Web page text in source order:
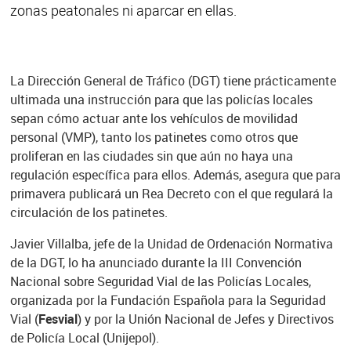
zonas peatonales ni aparcar en ellas.
La Dirección General de Tráfico (DGT) tiene prácticamente
ultimada una instrucción para que las policías locales
sepan cómo actuar ante los vehículos de movilidad
personal (VMP), tanto los patinetes como otros que
proliferan en las ciudades sin que aún no haya una
regulación específica para ellos. Además, asegura que para
primavera publicará un Rea Decreto con el que regulará la
circulación de los patinetes.
Javier Villalba, jefe de la Unidad de Ordenación Normativa
de la DGT, lo ha anunciado durante la III Convención
Nacional sobre Seguridad Vial de las Policías Locales,
organizada por la Fundación Española para la Seguridad
Vial (Fesvial) y por la Unión Nacional de Jefes y Directivos
de Policía Local (Unijepol).